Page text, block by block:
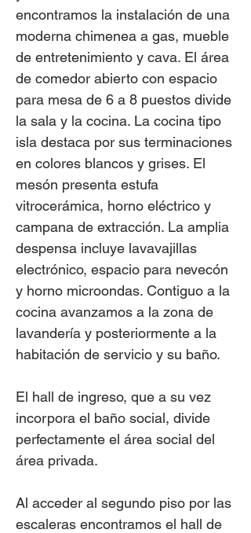
encontramos la instalación de una
moderna chimenea a gas, mueble
de entretenimiento y cava. El área
de comedor abierto con espacio
para mesa de 6 a 8 puestos divide
la sala y la cocina. La cocina tipo
isla destaca por sus terminaciones
en colores blancos y grises. El
mesón presenta estufa
vitrocerámica, horno eléctrico y
campana de extracción. La amplia
despensa incluye lavavajillas
electrónico, espacio para nevecón
y horno microondas. Contiguo a la
cocina avanzamos a la zona de
lavandería y posteriormente a la
habitación de servicio y su baño.
El hall de ingreso, que a su vez
incorpora el baño social, divide
perfectamente el área social del
área privada.
Al acceder al segundo piso por las
escaleras encontramos el hall de